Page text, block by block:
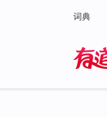
词典